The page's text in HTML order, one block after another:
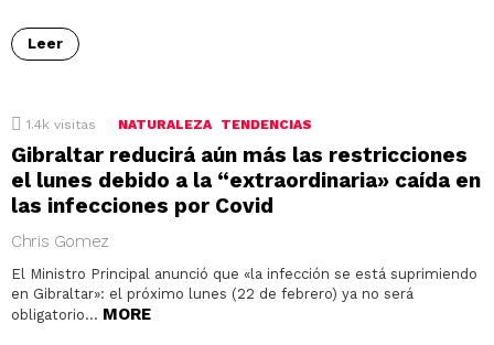
Leer
1.4k visitas NATURALEZA TENDENCIAS
Gibraltar reducirá aún más las restricciones
el lunes debido a la “extraordinaria» caída en
las infecciones por Covid
Chris Gomez
El Ministro Principal anunció que «la infección se está suprimiendo
en Gibraltar»: el próximo lunes (22 de febrero) ya no será
obligatorio… MORE